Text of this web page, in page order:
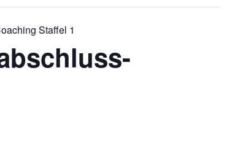
Staffel 1